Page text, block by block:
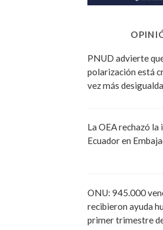
PNUD advierte
polarización está
vez más
La OEA rechazó la
Ecuador en
ONU: 945.000
recibieron ayuda
primer trimestre